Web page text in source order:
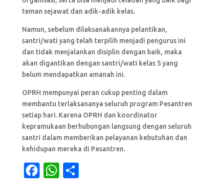
teman sejawat dan adik-adik kelas.
Namun, sebelum dilaksanakannya pelantikan,
santri/wati yang telah terpilih menjadi pengurus ini
dan tidak menjalankan disiplin dengan baik, maka
akan digantikan dengan santri/wati kelas 5 yang
belum mendapatkan amanah ini.
OPRH mempunyai peran cukup penting dalam
membantu terlaksananya seluruh program Pesantren
setiap hari. Karena OPRH dan koordinator
kepramukaan berhubungan langsung dengan seluruh
santri dalam memberikan pelayanan kebutuhan dan
kehidupan mereka di Pesantren.
F
W